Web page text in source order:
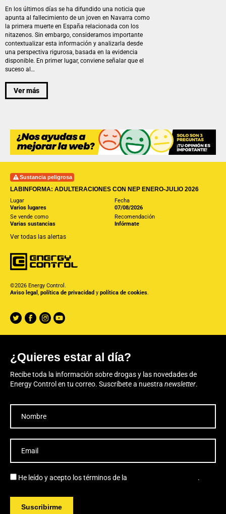
En los últimos días se ha difundido una noticia que
apunta al fallecimiento de un joven en Navarra como
la primera muerte en España relacionada con los
nitazenos. Sin embargo, consideramos importante
contextualizar esta información y analizarla desde
una perspectiva rigurosa, basada en la evidencia
disponible. En primer lugar, conviene señalar que el
suceso al…
Ver más
Sustancia peligrosa
LABINFORMA: ADULTERACIONES CON NEP ENERO-JULIO 2026
Lugar
Varios lugares
Fecha
07/08/2026
Se vende como
Varias sustancias
Recomendación
Infórmate
Ver todas las alertas
©2026 Energy Control.
Aviso legal , política de privacidad y política de cookies.
¿Quieres estar al día?
Recibe toda la información sobre drogas y las novedades de
Energy Control en tu correo. Suscríbete a nuestra newsletter.
He leído y acepto los términos de la .